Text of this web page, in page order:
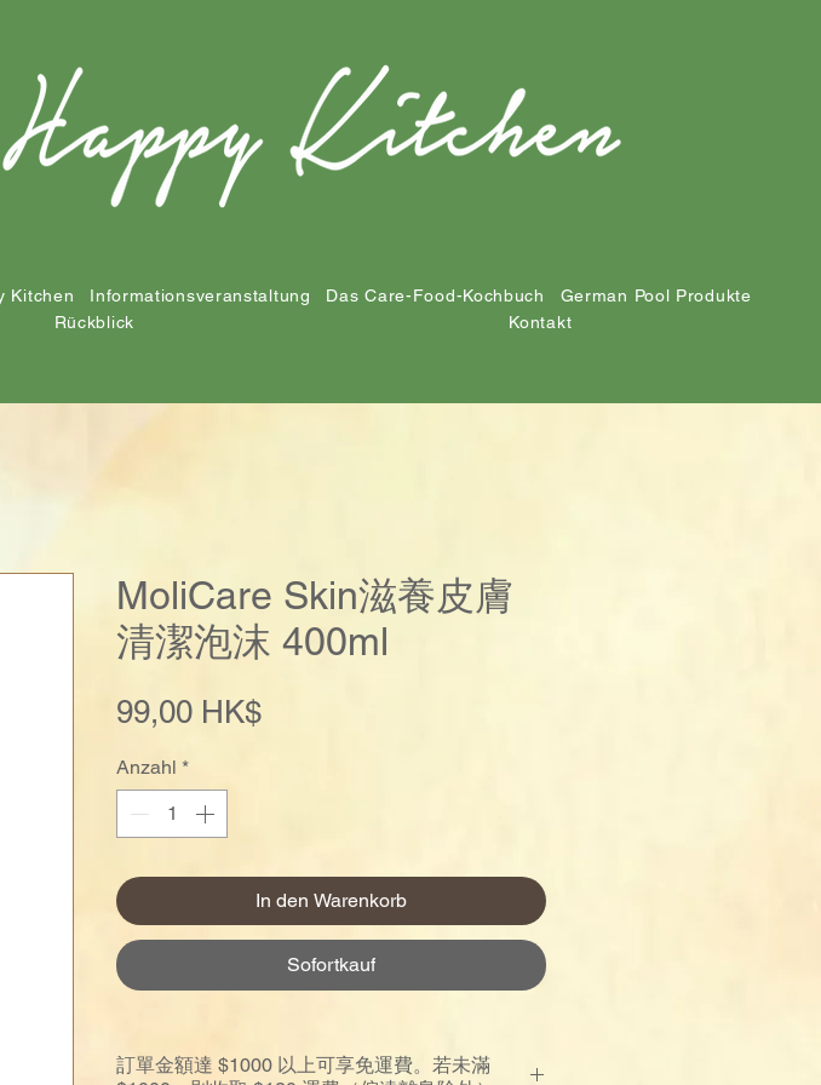
Kitchen Informationsveranstaltung Das Care-Food-Kochbuch
German Pool Produkte
Rückblick Kontakt
MoliCare Skin滋養皮膚
清潔泡沫 400ml
99,00 HK$Preis
Anzahl *
In den Warenkorb
Sofortkauf
訂單金額達 $1000 以上可享免運費。若未滿